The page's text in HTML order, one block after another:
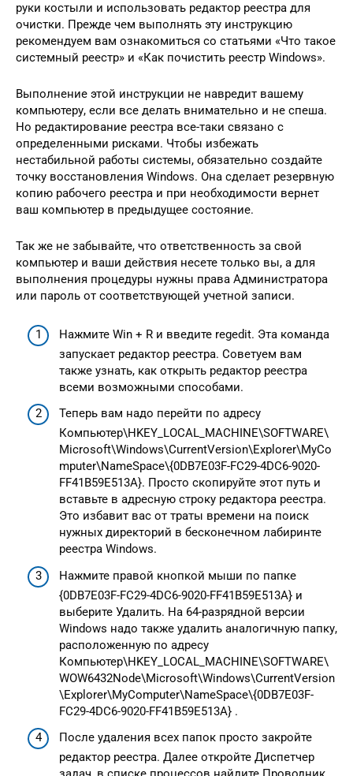
руки костыли и использовать редактор реестра для
очистки. Прежде чем выполнять эту инструкцию
рекомендуем вам ознакомиться со статьями «Что такое
системный реестр» и «Как почистить реестр Windows».
Выполнение этой инструкции не навредит вашему
компьютеру, если все делать внимательно и не спеша.
Но редактирование реестра все-таки связано с
определенными рисками. Чтобы избежать
нестабильной работы системы, обязательно создайте
точку восстановления Windows. Она сделает резервную
копию рабочего реестра и при необходимости вернет
ваш компьютер в предыдущее состояние.
Так же не забывайте, что ответственность за свой
компьютер и ваши действия несете только вы, а для
выполнения процедуры нужны права Администратора
или пароль от соответствующей учетной записи.
Нажмите Win + R и введите regedit. Эта команда
запускает редактор реестра. Советуем вам
также узнать, как открыть редактор реестра
всеми возможными способами.
Теперь вам надо перейти по адресу
Компьютер\HKEY_LOCAL_MACHINE\SOFTWARE\
Microsoft\Windows\CurrentVersion\Explorer\MyCo
mputer\NameSpace\{0DB7E03F-FC29-4DC6-9020-
FF41B59E513A}. Просто скопируйте этот путь и
вставьте в адресную строку редактора реестра.
Это избавит вас от траты времени на поиск
нужных директорий в бесконечном лабиринте
реестра Windows.
Нажмите правой кнопкой мыши по папке
{0DB7E03F-FC29-4DC6-9020-FF41B59E513A} и
выберите Удалить. На 64-разрядной версии
Windows надо также удалить аналогичную папку,
расположенную по адресу
Компьютер\HKEY_LOCAL_MACHINE\SOFTWARE\
WOW6432Node\Microsoft\Windows\CurrentVersion
\Explorer\MyComputer\NameSpace\{0DB7E03F-
FC29-4DC6-9020-FF41B59E513A} .
После удаления всех папок просто закройте
редактор реестра. Далее откройте Диспетчер